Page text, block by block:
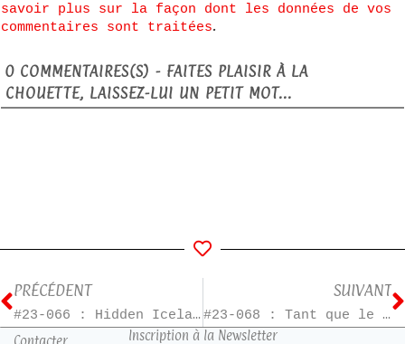
savoir plus sur la façon dont les données de vos
commentaires sont traitées.
0 COMMENTAIRES(S) - FAITES PLAISIR À LA
CHOUETTE, LAISSEZ-LUI UN PETIT MOT...
PRÉCÉDENT
#23-066 : Hidden Iceland – T3
SUIVANT
#23-068 : Tant que le café est encore chaud – T2
Contacter
Inscription à la Newsletter